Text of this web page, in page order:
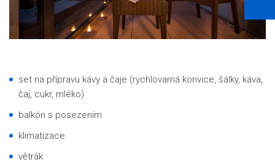
set na přípravu kávy a čaje (rychlovarná konvice, šálky, káva,
čaj, cukr, mléko)
balkón s posezením
klimatizace
větrák